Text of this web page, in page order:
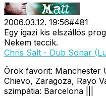
2006.03.12. 19:56#481
Egy igazi kis elszállós
Nekem teccik.
Chris Salt - Dub Sonar
Örök favorit: Manchester
Chievo, Zaragoza, Rayo
szimpátia: Barcelona |||